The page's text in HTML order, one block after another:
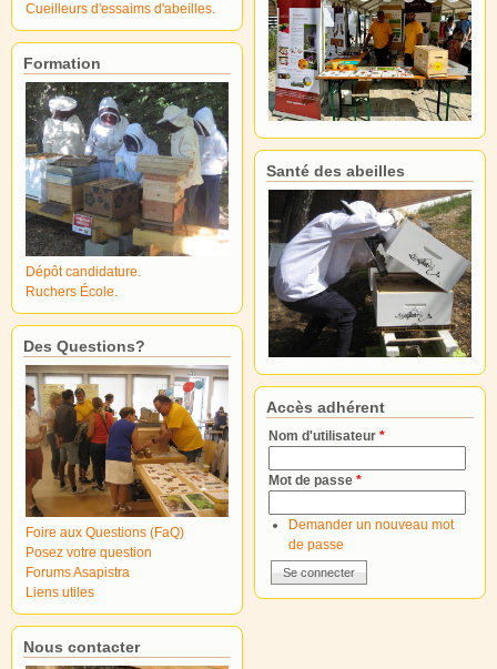
Cueilleurs d'essaims d'abeilles.
Formation
Dépôt candidature.
Ruchers École.
Des Questions?
Foire aux Questions (FaQ)
Posez votre question
Forums Asapistra
Liens utiles
Nous contacter
Santé des abeilles
Accès adhérent
Nom d'utilisateur *
Mot de passe *
Demander un nouveau mot
de passe